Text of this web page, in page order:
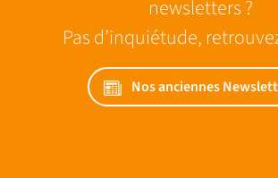
newsletters ?
Pas d’inquiétude,
Nos anciennes